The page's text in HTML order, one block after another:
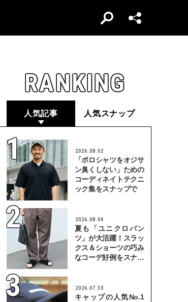
RANKING
人気記事 人気スナップ
2026.08.02
「ポロシャツをオジサ
ン臭くしない」ための
コーディネイトテクニ
ック集をスナップで
2026.08.04
夏も「ユニクロパン
ツ」が大活躍！スラッ
クス＆ショーツの巧み
なコーデ好例をスナッ
2026.07.30
キャップの人気No.1